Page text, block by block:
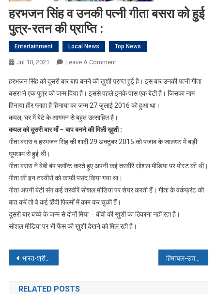
हरभजन सिंह व उनकी पत्नी गीता बसरा को हुई
पुत्र-रतन की प्राप्ति :
Entertainment Local News Top News
Jul 10, 2021 Leave A CommentOn
सिंह
व
उनकी
पत्नी
गीता
बसरा
हुई
प्राप्ति
:
हरभजन सिंह को दूसरी बार बाप बनने की ख़ुशी प्राप्त हुई है। इस बार उनकी पत्नी गीता
बसरा ने एक पुत्र को जन्म दिया है। इससे पहले इनके पास एक बेटी है। जिसका नाम
हिनाया हीर प्लाहा है हिनाया का जन्म 27 जुलाई 2016 को हुआ था।
कपल, घर में बेटे के आगमन से बहुत उत्साहित है।
कपल को दूसरी बार माँ – बाप बनने की मिली ख़ुशी :
गीता बसरा व हरभजन सिंह की शादी 29 अक्टूबर 2015 को पंजाब के जालंधर में बड़ी
धूमधाम से हुई थी।
गीता बसरा ने बेबी बंप फ्लॉन्ट करते हुए अपनी कई तस्वीरें सोशल मीडिया पर पोस्ट की थीं।
गीता की इन तस्वीरों को काफी पसंद किया गया था।
गीता अपनी बेटी संग कई तस्वीरें सोशल मीडिया पर शेयर करती हैं। गीता के वर्कफ्रंट की
बात करें तो वे कई हिंदी फिल्मों में काम कर चुकी हैं।
दूसरी बार बच्चे के जन्म से दोनों मिया – बीवी की ख़ुशी का ठिकाना नहीं रहा है।
सोशल मीडिया पर भी फैंस की ख़ुशी देखने को मिल रही है।
Post
navigation
भारत-श्रीलंका सीरीज 18 जुलाई से-29 जुलाई तक खेले जाएंगे 3 वनडे और 3 टी-20 मैच हिमाचल-उत्तराखंड में बारिश-बाढ़ से भारी तबाही
RELATED POSTS